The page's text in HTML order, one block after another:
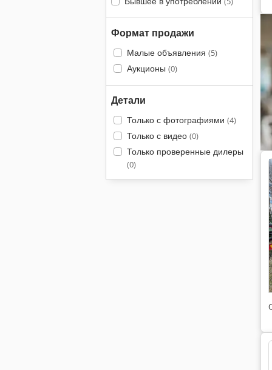
Формат продажи
Малые объявления (5)
Аукционы (0)
Детали
Только с фотографиями (4)
Только с видео (0)
Только проверенные дилеры
(0)